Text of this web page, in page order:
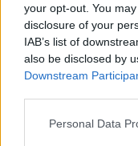
your opt-out. You
disclosure of your
IAB’s list of
also be disclosed by
Downstream
Personal Data
«…Μια φορά κι
φουστανελάς που
Τον έλεγαν
κουβαλούσε στο
του βάζαν τις
Τριγύριζε στα